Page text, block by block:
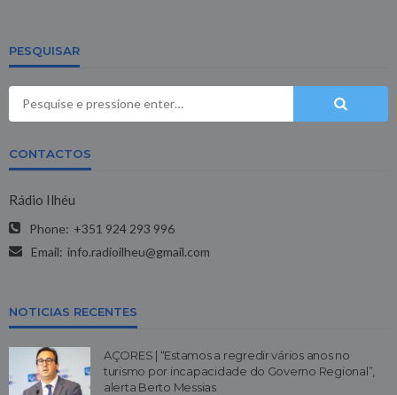
PESQUISAR
CONTACTOS
Rádio Ilhéu
Phone: +351 924 293 996
Email: info.radioilheu@gmail.com
NOTICIAS RECENTES
AÇORES | “Estamos a regredir vários anos no
turismo por incapacidade do Governo Regional”,
alerta Berto Messias